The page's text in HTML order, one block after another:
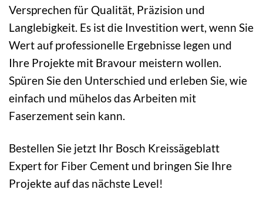
Versprechen für Qualität, Präzision und
Langlebigkeit. Es ist die Investition wert, wenn Sie
Wert auf professionelle Ergebnisse legen und
Ihre Projekte mit Bravour meistern wollen.
Spüren Sie den Unterschied und erleben Sie, wie
einfach und mühelos das Arbeiten mit
Faserzement sein kann.
Bestellen Sie jetzt Ihr Bosch Kreissägeblatt
Expert for Fiber Cement und bringen Sie Ihre
Projekte auf das nächste Level!